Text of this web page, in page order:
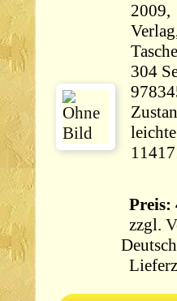
2009,
304 Seiten
leichte
Preis:
zzgl.